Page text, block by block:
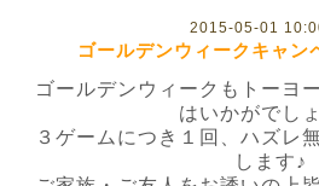
2015-05-01
ゴールデンウィークキャン
ゴールデンウィークもトーヨ
はいかがでし
３ゲームにつき１回、ハズレ
します♪